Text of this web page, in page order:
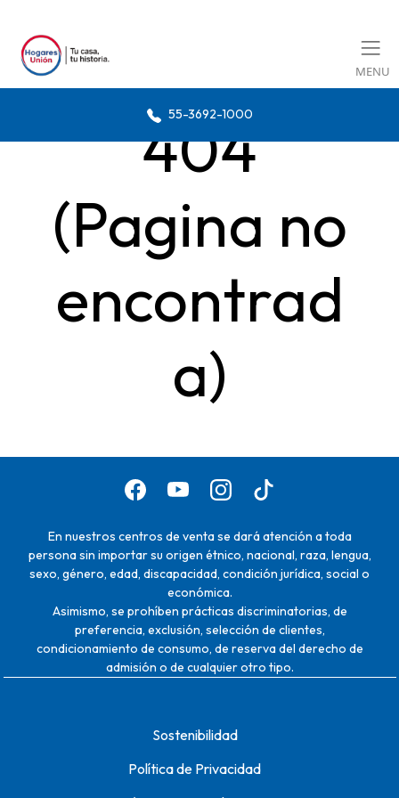
MENU
55-3692-1000
404
(Pagina no
encontrad
a)
En nuestros centros de venta se dará atención a toda
persona sin importar su origen étnico, nacional, raza, lengua,
sexo, género, edad, discapacidad, condición jurídica, social o
económica.
Asimismo, se prohíben prácticas discriminatorias, de
preferencia, exclusión, selección de clientes,
condicionamiento de consumo, de reserva del derecho de
admisión o de cualquier otro tipo.
Sostenibilidad
Política de Privacidad